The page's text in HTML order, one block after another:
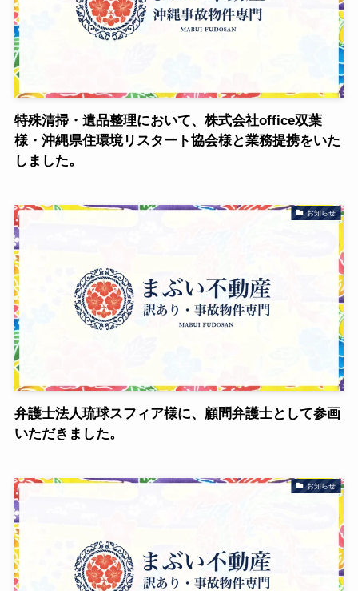
特殊清掃・遺品整理において、株式会社office双葉
様・沖縄県住環境リスタート協会様と業務提携をいた
しました。
お知らせ
弁護士法人琉球スフィア様に、顧問弁護士として参画
いただきました。
お知らせ